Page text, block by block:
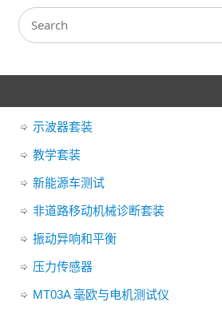
示波器套装
教学套装
新能源车测试
非道路移动机械诊断套装
振动异响和平衡
压力传感器
MT03A 毫欧与电机测试仪